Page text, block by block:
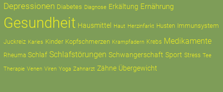
Depressionen Diabetes Diagnose Erkältung Ernährung
Gesundheit Hausmittel Haut Herzinfarkt Husten Immunsystem
Juckreiz Karies Kinder Kopfschmerzen Krampfadern Krebs Medikamente
Rheuma Schlaf Schlafstörungen Schwangerschaft Sport Stress Tee
Therapie Venen Viren Yoga Zahnarzt Zähne Übergewicht